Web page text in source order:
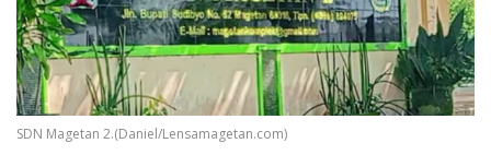
SDN Magetan 2.(Daniel/Lensamagetan.com)